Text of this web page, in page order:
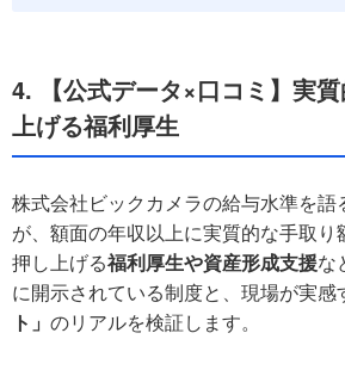
4. 【公式データ×口コミ】実
上げる福利厚生
株式会社ビックカメラの給与水準を
が、額面の年収以上に実質的な手取り
押し上げる福利厚生や資産形成支援な
に開示されている制度と、現場が実感
ト」 のリアルを検証します。